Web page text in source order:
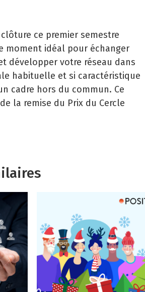
ce premier semestre
moment idéal pour échanger
développer votre réseau dans
habituelle et si caractéristique
cadre hors du commun. Ce
la remise du Prix du Cercle